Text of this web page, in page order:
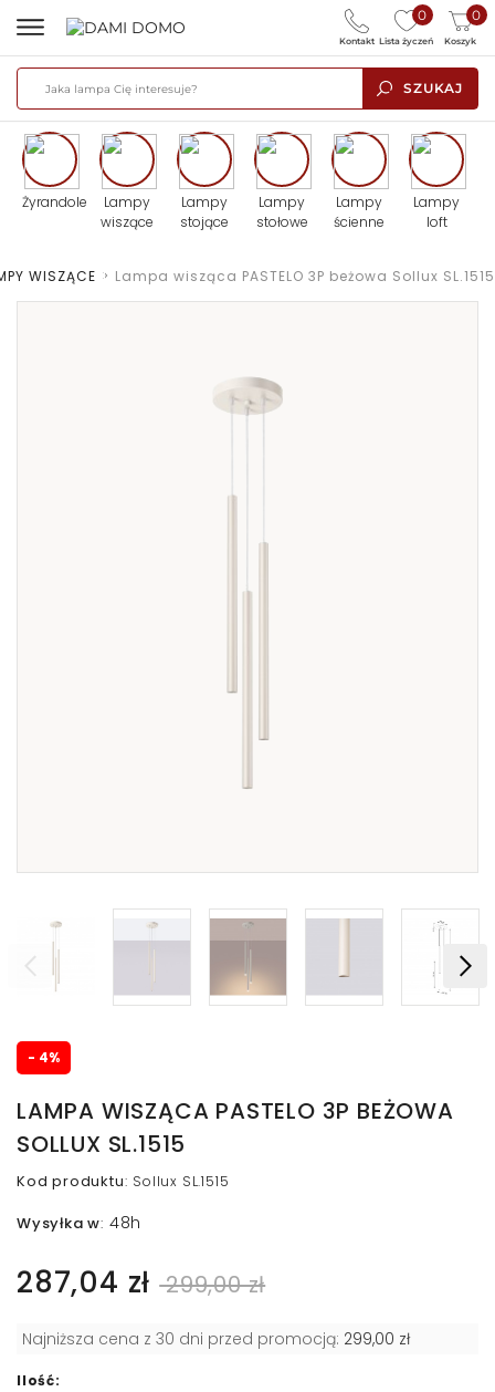
SZUKAJ
0
Lista życzeń
0
Koszyk
Kontakt
Żyrandole
Lampy
wiszące
Lampy
stojące
Lampy
stołowe
Lampy
ścienne
Lampy
loft
WISZĄCE > Lampa wisząca PASTELO 3P beżowa Sollux SL.1515
- 4%
LAMPA WISZĄCA PASTELO 3P BEŻOWA
SOLLUX SL.1515
Kod produktu: Sollux SL.1515
Wysyłka w: 48h
287,04 zł 299,00 zł
Najniższa cena z 30 dni przed promocją: 299,00 zł
Ilość: